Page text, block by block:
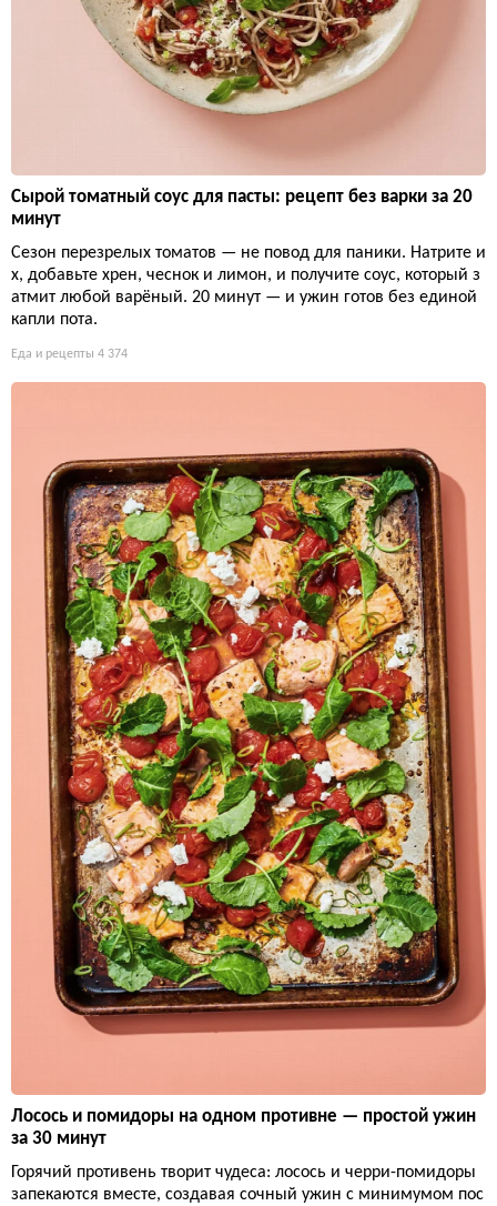
Сырой томатный соус для пасты: рецепт без варки за 20
минут
Сезон перезрелых томатов — не повод для паники. Натрите и
х, добавьте хрен, чеснок и лимон, и получите соус, который з
атмит любой варёный. 20 минут — и ужин готов без единой
капли пота.
Еда и рецепты 4 374
Лосось и помидоры на одном противне — простой ужин
за 30 минут
Горячий противень творит чудеса: лосось и черри-помидоры
запекаются вместе, создавая сочный ужин с минимумом пос